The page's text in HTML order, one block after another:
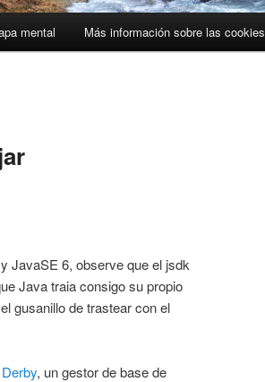
mental Más información sobre las cookies
JavaSE 6, observe que el jsdk
Java traia consigo su propio
gusanillo de trastear con el
, un gestor de base de